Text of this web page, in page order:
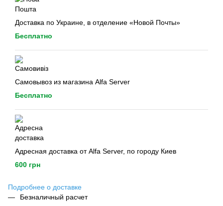
Доставка по Украине, в отделение «Новой Почты»
Бесплатно
Самовывоз из магазина Alfa Server
Бесплатно
Адресная доставка от Alfa Server, по городу Киев
600 грн
Подробнее о доставке
Безналичный расчет